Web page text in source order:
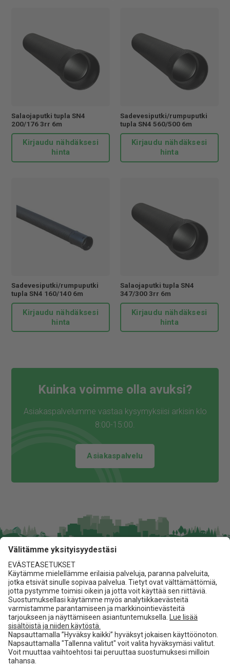
Salaojaputki tupla SN4
200/176 3rr 6m
Kirjaudu nähdäksesi
hinta
Sadevesiputki/rumpuputki
tupla SN4 560/500 6m
Kirjaudu nähdäksesi
hinta
Sadevesiputki/rumpuputki
tupla SN4 160/140 6m
Kirjaudu nähdäksesi
hinta
Salaojaputki tupla SN4
347/300 3rr 6m
Kirjaudu nähdäksesi
hinta
Kuinka voimme olla avuksi?
Asiakaspalvelumme vastaa kysymyksiisi arkisin klo
8:00-15:00.
Asiakaspalvelu
Jita Oy
Lakarintie 10, 34800 Virrat
03 475 6100
info@jita.fi
Asiakaspalvelu